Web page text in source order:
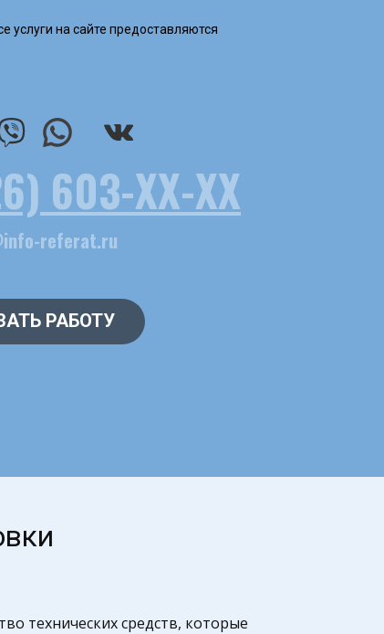
на сайте предоставляются
603-ХХ-ХХ
РАБОТУ
referat.ru
технических средств, которые